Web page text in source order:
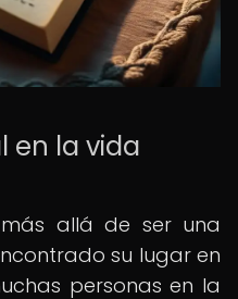
en la vida
allá de ser una
su lugar en
personas en la